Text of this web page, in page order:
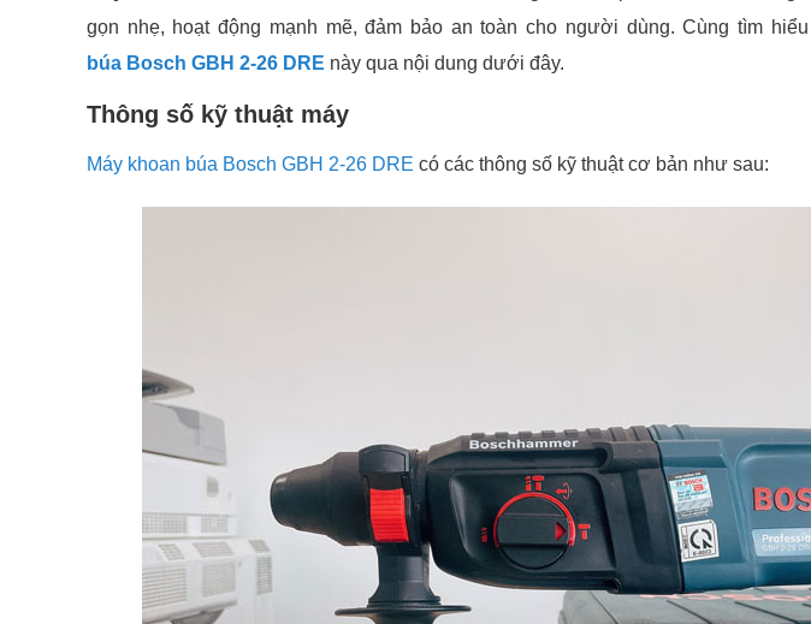
gọn nhẹ, hoạt động mạnh mẽ, đảm bảo an toàn cho người dùng. Cùng tìm
búa Bosch GBH 2-26 DRE này qua nội dung dưới đây.
Thông số kỹ thuật máy
Máy khoan búa Bosch GBH 2-26 DRE có các thông số kỹ thuật cơ bản như sau: